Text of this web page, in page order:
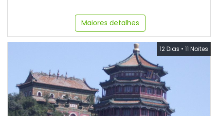
Maiores detalhes
12 Dias • 11 Noites